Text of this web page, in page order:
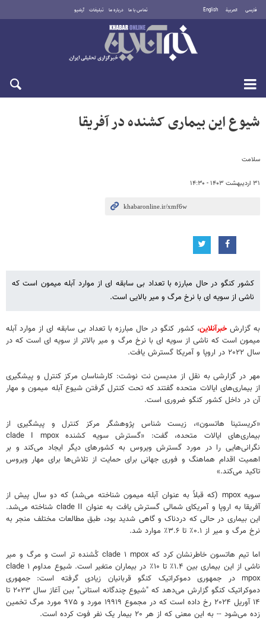
فارسی العربية English تماس با ما درباره ما تبلیغات آرشیو
جمعه ۱۶ مرداد ۱۴۰۵
سلامت
۳۱ اردیبهشت ۱۴۰۳ - ۱۴:۳۰
شیوع این بیماری کشنده در آفریقا
کشور کنگو در حال مبارزه با تعداد بی سابقه ای از موارد آبله میمون است که
ناشی از سویه ای با نرخ مرگ و میر بالایی است.
به گزارشخبرآنلاین، کشور کنگو در حال مبارزه با تعداد بی سابقه ای از موارد آبله
میمون است که ناشی از سویه ای با نرخ مرگ و میر بالاتر از سویه ای است که در
سال ۲۰۲۲ در اروپا و آمریکا گسترش یافت.
مهر در گزارشی به نقل از مدیسن نت نوشت: کارشناسان مرکز کنترل و پیشگیری
از بیماری‌های ایالات متحده گفتند که تحت کنترل گرفتن شیوع آبله میمون و مهار
آن در داخل کشور کنگو ضروری است.
«کریستینا هاتسون»، زیست شناس پژوهشگر مرکز کنترل و پیشگیری از
بیماری‌های ایالات متحده، گفت: «گسترش سویه کشنده clade I mpox
نگرانی‌هایی را در مورد گسترش ویروس به کشورهای دیگر ایجاد می‌کند و بر
اهمیت اقدام هماهنگ و فوری جهانی برای حمایت از تلاش‌ها برای مهار ویروس
تاکید می‌کند.»
سویه mpox (که قبلاً به عنوان آبله میمون شناخته می‌شد) که دو سال پیش از
آفریقا به اروپا و آمریکای شمالی گسترش یافت به عنوان clade II شناخته می‌شد.
این بیماری در حالی که دردناک و گاهی شدید بود، طبق مطالعات مختلف منجر به
نرخ مرگ و میر از ۰.۱٪ تا ۳.۶٪ موارد شد.
اما تیم هاتسون خاطرنشان کرد که clade ۱ mpox کُشنده تر است و مرگ و میر
ناشی از این بیماری بین ۱.۴٪ تا ۱۰٪ در بیماران متغیر است. شیوع مداوم clade ۱
mpox در جمهوری دموکراتیک کنگو قربانیان زیادی گرفته است: جمهوری
دموکراتیک کنگو گزارش می‌دهد که "شیوع چندگانه استانی" بین آغاز سال ۲۰۲۳ تا
۱۴ آوریل ۲۰۲۴ رخ داده است که در مجموع ۱۹۹۱۹ مورد و ۹۷۵ مورد مرگ تخمین
زده می‌شود -- به این معنی که از هر ۲۰ بیمار یک نفر فوت کرده است.